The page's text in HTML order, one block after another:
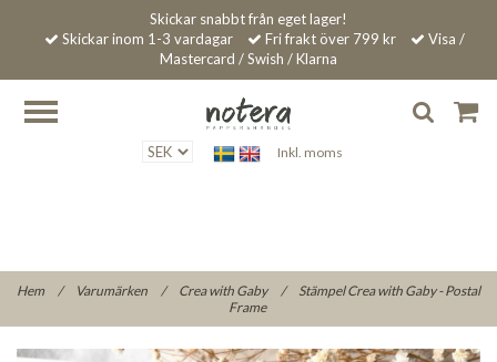
Skickar snabbt från eget lager!
Skickar inom 1-3 vardagar
Fri frakt över 799 kr
Visa /
Mastercard / Swish / Klarna
Inkl. moms
Hem / Varumärken / Crea with Gaby /
Stämpel Crea with Gaby - Postal
Frame